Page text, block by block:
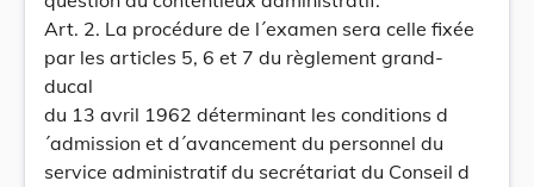
Art. 2. La procédure de l´examen sera celle fixée
par les articles 5, 6 et 7 du règlement grand-
ducal
du 13 avril 1962 déterminant les conditions d
´admission et d´avancement du personnel du
service administratif du secrétariat du Conseil d